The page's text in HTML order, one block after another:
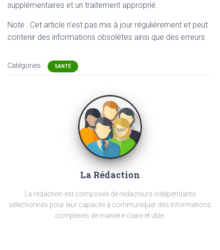
supplémentaires et un traitement approprié.
Note : Cet article n'est pas mis à jour régulièrement et peut
contenir des informations obsolètes ainsi que des erreurs.
Catégories : SANTÉ
La Rédaction
La rédaction est composée de rédacteurs indépendants
sélectionnés pour leur capacité à communiquer des informations
complexes de manière claire et utile.